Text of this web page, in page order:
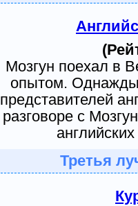
Мозгун поехал в
опытом. Однажды
представителей
разговоре с
Третья